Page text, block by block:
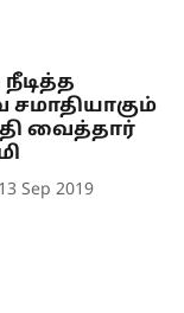
நீடித்த
சமாதியாகும்
வைத்தார்
13 Sep 2019